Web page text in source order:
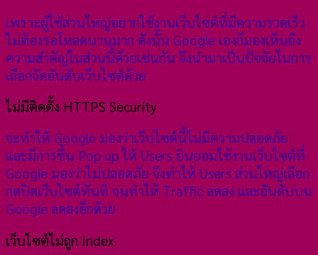
เพราะผู้ใช้ส่วนใหญ่อยากใช้งานเว็บไซต์ที่มีความรวดเร็ว
ไม่ต้องรอโหลดนานมาก ดังนั้น Google เองก็มองเห็นถึง
ความสำคัญในส่วนนี้ด้วยเช่นกัน จึงนำมาเป็นปัจจัยในการ
เลือกจัดอันดับเว็บไซต์ด้วย
ไม่มีติดตั้ง HTTPS Security
จะทำให้ Google มองว่าเว็บไซต์นี้ไม่มีความปลอดภัย
และมีการขึ้น Pop up ให้ Users ยินยอมใช้งานเว็บไซต์ที่
Google มองว่าไม่ปลอดภัย จึงทำให้ Users ส่วนใหญ่เลือก
กดปิดเว็บไซต์ทันที จนทำให้ Traffic ลดลง และอันดับบน
Google ลดลงอีกด้วย
เว็บไซต์ไม่ถูก Index